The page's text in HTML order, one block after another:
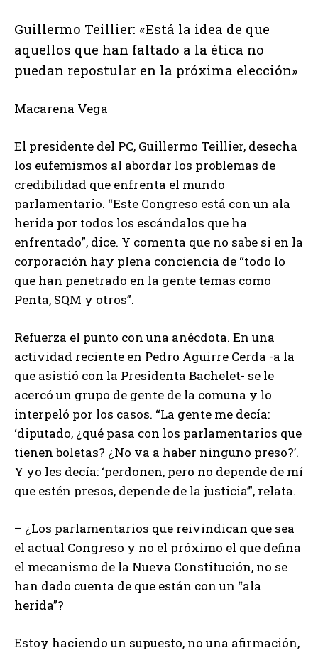
Guillermo Teillier: «Está la idea de que
aquellos que han faltado a la ética no
puedan repostular en la próxima elección»
Macarena Vega
El presidente del PC, Guillermo Teillier, desecha
los eufemismos al abordar los problemas de
credibilidad que enfrenta el mundo
parlamentario. “Este Congreso está con un ala
herida por todos los escándalos que ha
enfrentado”, dice. Y comenta que no sabe si en la
corporación hay plena conciencia de “todo lo
que han penetrado en la gente temas como
Penta, SQM y otros”.
Refuerza el punto con una anécdota. En una
actividad reciente en Pedro Aguirre Cerda -a la
que asistió con la Presidenta Bachelet- se le
acercó un grupo de gente de la comuna y lo
interpeló por los casos. “La gente me decía:
‘diputado, ¿qué pasa con los parlamentarios que
tienen boletas? ¿No va a haber ninguno preso?’.
Y yo les decía: ‘perdonen, pero no depende de mí
que estén presos, depende de la justicia’”, relata.
– ¿Los parlamentarios que reivindican que sea
el actual Congreso y no el próximo el que defina
el mecanismo de la Nueva Constitución, no se
han dado cuenta de que están con un “ala
herida”?
Estoy haciendo un supuesto, no una afirmación,